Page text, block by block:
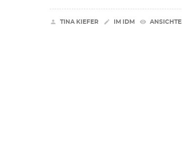
 TINA KIEFER  IM IDM remove_red_eye